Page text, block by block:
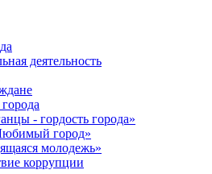
деятельность
- гордость города»
город»
молодежь»
коррупции